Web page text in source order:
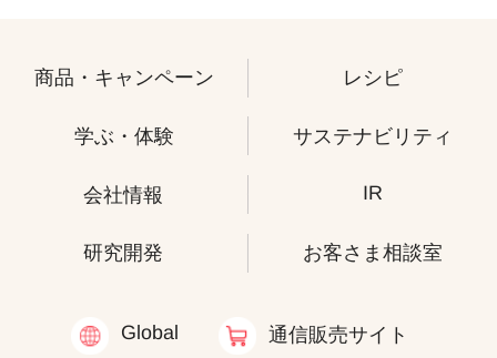
商品・キャンペーン レシピ
学ぶ・体験 サステナビリティ
会社情報 IR
研究開発 お客さま相談室
Global 通信販売サイト